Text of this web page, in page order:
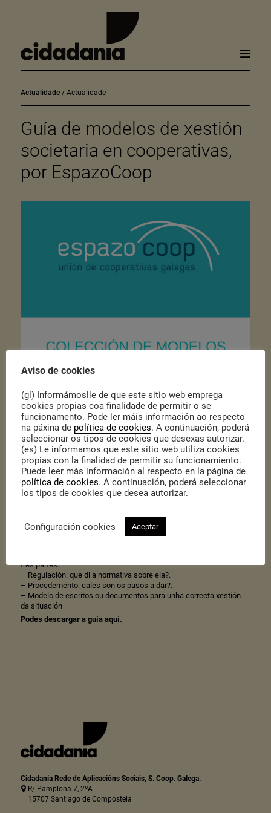
Actualidade Actualidade
Guía de modelos de xestión
societaria en cooperativas,
por EspazoCoop
Publicado o 28 de Xaneiro de 2021|Actualidade
Esta guía, elaborada polaUnión de Cooperativas Galegas
EspazoCoop, é unha colección de distintos modelos para a xestión
societaria en empresas cooperativas. Quere ser unha ferramenta
que axude ás cooperativas a entender, documentar e formalizar
distintos trámites de obrigado cumprimento e ten como obxectivo:
– Axudar na boa gobernanza da cooperativa.
funcionamento da cooperativa.
– Axudar na correcta realización de trámites e procesos
tres partes:
– Regulación: que di a normativa sobre ela?.
– Procedemento: cales son os pasos a dar?.
– Modelo de escritos ou documentos para unha correcta xestión
da situación
Podes descargar a guía aquí.
Cidadanía Rede de Aplicacións Sociais, S. Coop. Galega.
R/ Pamplona 7, 2ºA
15707 Santiago de Compostela
Aviso de cookies
(gl) Informámoslle de que este sitio web emprega
cookies propias coa finalidade de permitir o se
funcionamento. Pode ler máis información ao respecto
na páxina de política de cookies. A continuación, poderá
seleccionar os tipos de cookies que desexas autorizar.
(es) Le informamos que este sitio web utiliza cookies
propias con la finalidad de permitir su funcionamiento.
Puede leer más información al respecto en la página de
política de cookies. A continuación, poderá seleccionar
los tipos de cookies que desea autorizar.
Configuración cookies Aceptar